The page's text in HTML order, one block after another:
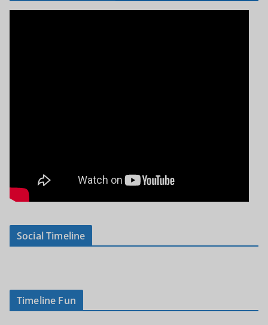
Social Timeline
Timeline Fun